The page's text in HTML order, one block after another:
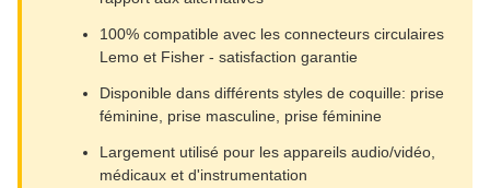
100% compatible avec les connecteurs circulaires
Lemo et Fisher - satisfaction garantie
Disponible dans différents styles de coquille: prise
féminine, prise masculine, prise féminine
Largement utilisé pour les appareils audio/vidéo,
médicaux et d'instrumentation